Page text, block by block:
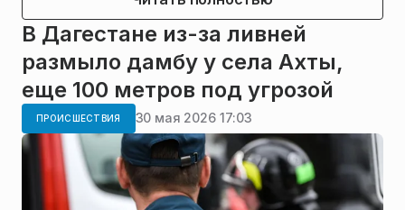
В Дагестане из-за ливней
размыло дамбу у села Ахты,
еще 100 метров под угрозой
ПРОИСШЕСТВИЯ 30 мая 2026 17:03